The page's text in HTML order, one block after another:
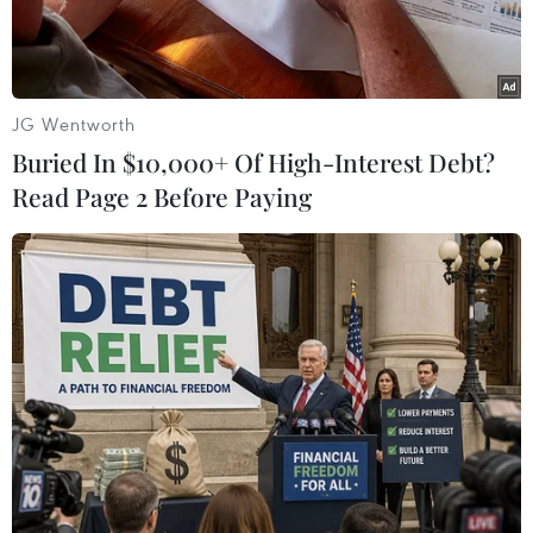
Hàng chục nghìn bao thuốc lá lậu được thu giữ tại nhà của đối
tượng Út. (Nguồn: cand.com.vn)
Ngày 5/10, thông tin từ Công an tỉnh Đắk Lắk
cho biết, các đơn vị nghiệp vụ đã di lý đối tượng
Nguyễn Văn Hiếu (xã Mỹ Quý Tây, huyện Đức
JG Wentworth
Buried In $10,000+ Of High-Interest Debt?
Read Page 2 Before Paying